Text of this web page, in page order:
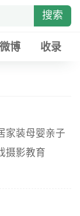
搜索
微博 收录
家装母婴亲子
摄影教育